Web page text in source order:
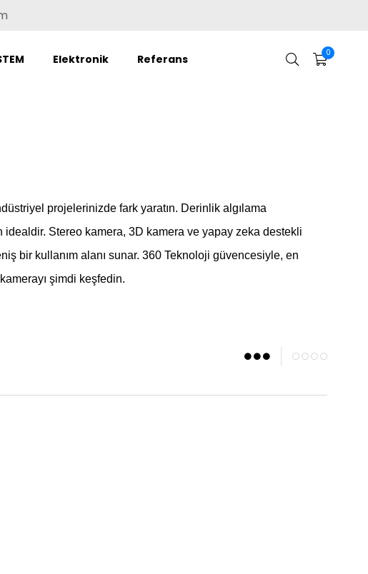
0
Elektronik Referans
projelerinizde fark yaratın. Derinlik algılama
Stereo kamera, 3D kamera ve yapay zeka destekli
bir kullanım alanı sunar. 360 Teknoloji güvencesiyle, en
şimdi keşfedin.